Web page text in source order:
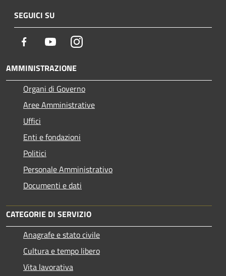
SEGUICI SU
Facebook YoutubeInstagram
AMMINISTRAZIONE
Organi di Governo
Aree Amministrative
Uffici
Enti e fondazioni
Politici
Personale Amministrativo
Documenti e dati
CATEGORIE DI SERVIZIO
Anagrafe e stato civile
Cultura e tempo libero
Vita lavorativa